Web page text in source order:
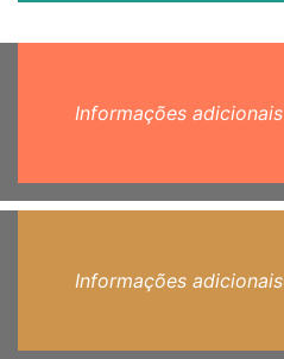
Informações adicionais
Informações adicionais